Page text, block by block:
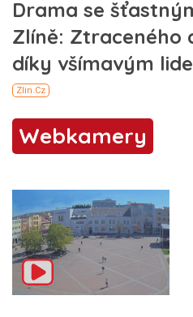
Webkamery